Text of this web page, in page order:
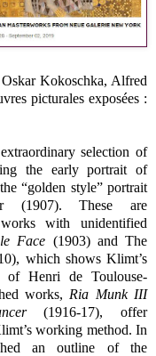
Kokoschka, Alfred
picturales exposées :
selection of
the early portrait of
“golden style” portrait
(1907). These are
with unidentified
Face (1903) and The
which shows Klimt’s
Henri de Toulouse-
works, Ria Munk III
(1916-17), offer
working method. In
an outline of the